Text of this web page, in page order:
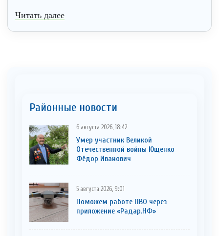
Читать далее
Районные новости
6 августа 2026, 18:42
Умер участник Великой
Отечественной войны Ющенко
Фёдор Иванович
5 августа 2026, 9:01
Поможем работе ПВО через
приложение «Радар.НФ»